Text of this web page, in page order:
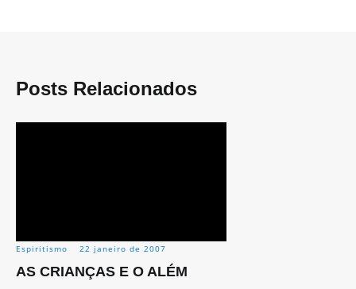
Posts Relacionados
Espiritismo 22 janeiro de 2007
AS CRIANÇAS E O ALÉM